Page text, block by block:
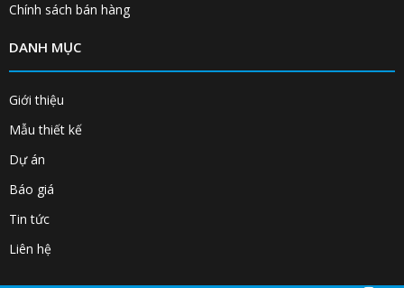
Chính sách bán hàng
DANH MỤC
Giới thiệu
Mẫu thiết kế
Dự án
Báo giá
Tin tức
Liên hệ